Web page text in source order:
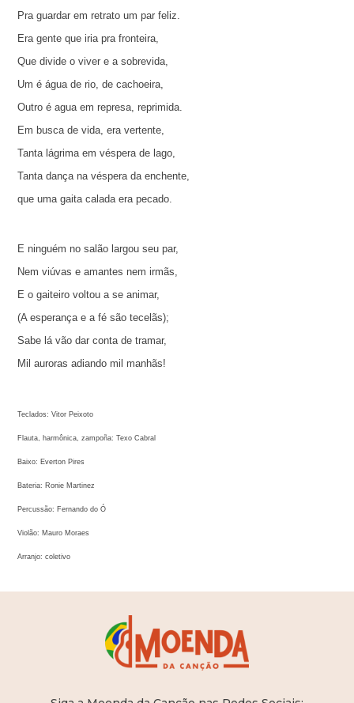
Pra guardar em retrato um par feliz.
Era gente que iria pra fronteira,
Que divide o viver e a sobrevida,
Um é água de rio, de cachoeira,
Outro é agua em represa, reprimida.
Em busca de vida, era vertente,
Tanta lágrima em véspera de lago,
Tanta dança na véspera da enchente,
que uma gaita calada era pecado.
E ninguém no salão largou seu par,
Nem viúvas e amantes nem irmãs,
E o gaiteiro voltou a se animar,
(A esperança e a fé são tecelãs);
Sabe lá vão dar conta de tramar,
Mil auroras adiando mil manhãs!
Teclados: Vitor Peixoto
Flauta, harmônica, zampoña: Texo Cabral
Baixo: Everton Pires
Bateria: Ronie Martinez
Percussão: Fernando do Ó
Violão: Mauro Moraes
Arranjo: coletivo